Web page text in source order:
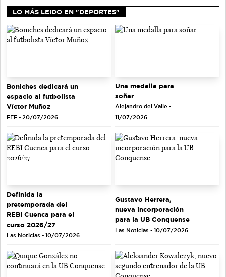
LO MÁS LEIDO EN "DEPORTES"
Boniches dedicará un
espacio al futbolista
Víctor Muñoz
EFE - 20/07/2026
Una medalla para
soñar
Alejandro del Valle -
11/07/2026
Definida la
pretemporada del
REBI Cuenca para el
curso 2026/27
Las Noticias - 10/07/2026
Gustavo Herrera,
nueva incorporación
para la UB Conquense
Las Noticias - 10/07/2026